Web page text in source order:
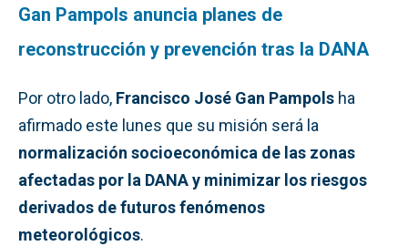
Gan Pampols anuncia planes de
reconstrucción y prevención tras la DANA
Por otro lado, Francisco José Gan Pampols ha
afirmado este lunes que su misión será la
normalización socioeconómica de las zonas
afectadas por la DANAy minimizar los riesgos
derivados de futuros fenómenos
meteorológicos.